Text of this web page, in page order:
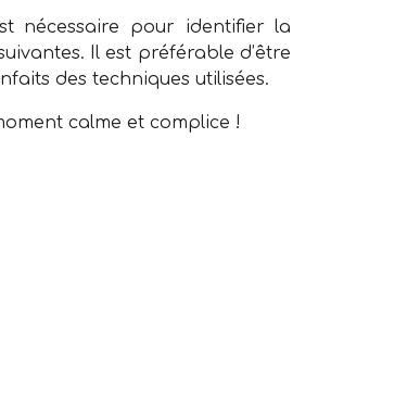
nécessaire pour identifier la
Il est préférable d’être
des techniques utilisées.
calme et complice !